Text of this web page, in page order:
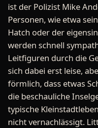
ist der Polizist Mike
Personen, wie etwa
Hatch oder der
werden schnell
Leitfiguren durch die
sich dabei erst leise,
förmlich, dass etwas
die beschauliche
typische
nicht vernachlässigt.